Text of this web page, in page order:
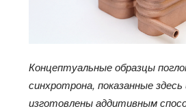
Концептуальные образцы
синхротрона, показанные
изготовлены аддитивным